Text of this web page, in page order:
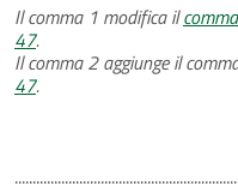
Il comma 1 modifica il
47.
Il comma 2 aggiunge il
47.